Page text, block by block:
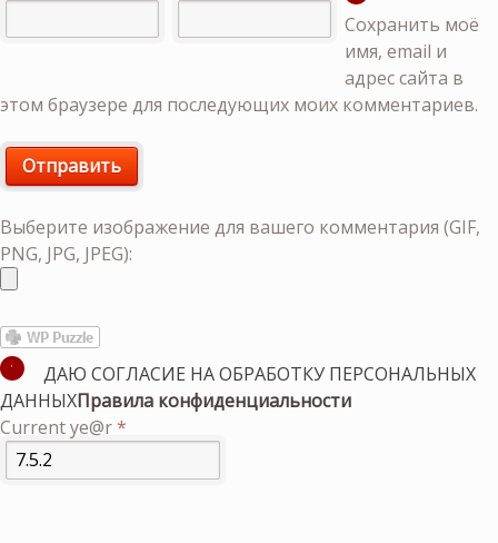
Сохранить моё
имя, email и
адрес сайта в
этом браузере для последующих моих комментариев.
Выберите изображение для вашего комментария (GIF,
PNG, JPG, JPEG):
ДАЮ СОГЛАСИЕ НА ОБРАБОТКУ ПЕРСОНАЛЬНЫХ
ДАННЫХПравила конфиденциальности
Current ye@r*